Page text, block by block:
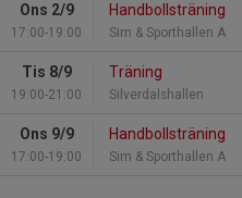
Ons 2/9
17:00-19:00
Handbollsträning
Sim & Sporthallen A
Tis 8/9
19:00-21:00
Träning
Silverdalshallen
Ons 9/9
17:00-19:00
Handbollsträning
Sim & Sporthallen A